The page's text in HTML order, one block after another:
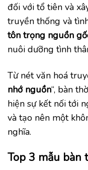
đối với tổ tiên và
truyền thống và
tôn trọng nguồn
nuôi dưỡng tình
Từ nét văn hoá
nhớ nguồn“, bàn
hiện sự kết nối tới
và tạo nên một
nghĩa.
Top 3 mẫu bàn